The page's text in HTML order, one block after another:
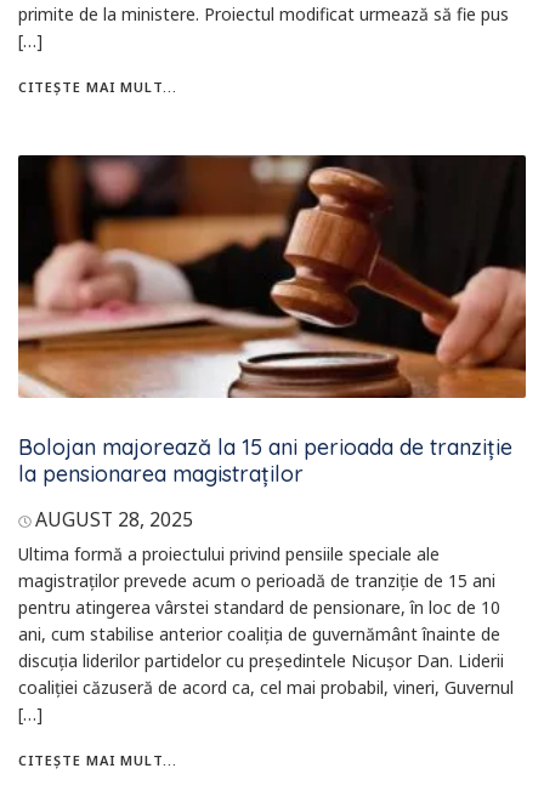
primite de la ministere. Proiectul modificat urmează să fie pus
[…]
CITEȘTE MAI MULT...
Bolojan majorează la 15 ani perioada de tranziție
la pensionarea magistraților
AUGUST 28, 2025
Ultima formă a proiectului privind pensiile speciale ale
magistraților prevede acum o perioadă de tranziție de 15 ani
pentru atingerea vârstei standard de pensionare, în loc de 10
ani, cum stabilise anterior coaliția de guvernământ înainte de
discuția liderilor partidelor cu președintele Nicușor Dan. Liderii
coaliției căzuseră de acord ca, cel mai probabil, vineri, Guvernul
[…]
CITEȘTE MAI MULT...